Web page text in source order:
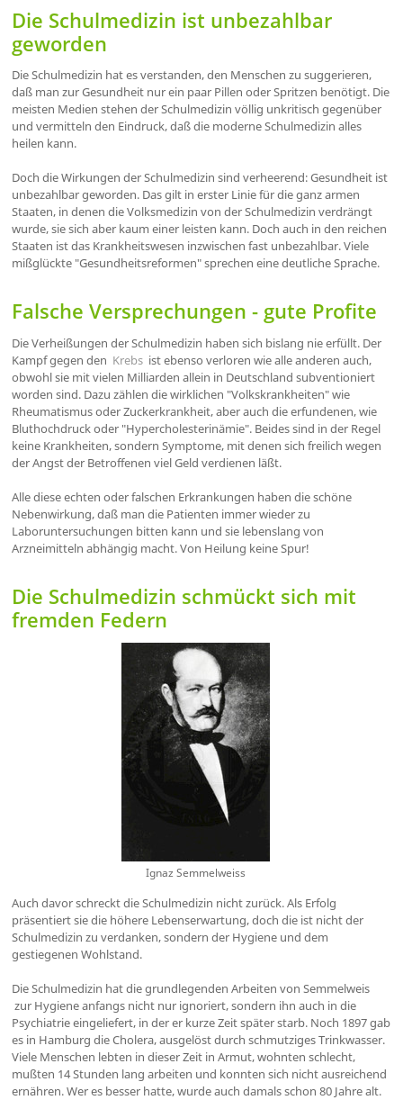
Die Schulmedizin ist unbezahlbar
geworden
Die Schulmedizin hat es verstanden, den Menschen zu suggerieren,
daß man zur Gesundheit nur ein paar Pillen oder Spritzen benötigt. Die
meisten Medien stehen der Schulmedizin völlig unkritisch gegenüber
und vermitteln den Eindruck, daß die moderne Schulmedizin alles
heilen kann.
Doch die Wirkungen der Schulmedizin sind verheerend: Gesundheit ist
unbezahlbar geworden. Das gilt in erster Linie für die ganz armen
Staaten, in denen die Volksmedizin von der Schulmedizin verdrängt
wurde, sie sich aber kaum einer leisten kann. Doch auch in den reichen
Staaten ist das Krankheitswesen inzwischen fast unbezahlbar. Viele
mißglückte "Gesundheitsreformen" sprechen eine deutliche Sprache.
Falsche Versprechungen - gute Profite
Die Verheißungen der Schulmedizin haben sich bislang nie erfüllt. Der
Kampf gegen den Krebs ist ebenso verloren wie alle anderen auch,
obwohl sie mit vielen Milliarden allein in Deutschland subventioniert
worden sind. Dazu zählen die wirklichen "Volkskrankheiten" wie
Rheumatismus oder Zuckerkrankheit, aber auch die erfundenen, wie
Bluthochdruck oder "Hypercholesterinämie". Beides sind in der Regel
keine Krankheiten, sondern Symptome, mit denen sich freilich wegen
der Angst der Betroffenen viel Geld verdienen läßt.
Alle diese echten oder falschen Erkrankungen haben die schöne
Nebenwirkung, daß man die Patienten immer wieder zu
Laboruntersuchungen bitten kann und sie lebenslang von
Arzneimitteln abhängig macht. Von Heilung keine Spur!
Die Schulmedizin schmückt sich mit
fremden Federn
Ignaz Semmelweiss
Auch davor schreckt die Schulmedizin nicht zurück. Als Erfolg
präsentiert sie die höhere Lebenserwartung, doch die ist nicht der
Schulmedizin zu verdanken, sondern der Hygiene und dem
gestiegenen Wohlstand.
Die Schulmedizin hat die grundlegenden Arbeiten von Semmelweis
zur Hygiene anfangs nicht nur ignoriert, sondern ihn auch in die
Psychiatrie eingeliefert, in der er kurze Zeit später starb. Noch 1897 gab
es in Hamburg die Cholera, ausgelöst durch schmutziges Trinkwasser.
Viele Menschen lebten in dieser Zeit in Armut, wohnten schlecht,
mußten 14 Stunden lang arbeiten und konnten sich nicht ausreichend
ernähren. Wer es besser hatte, wurde auch damals schon 80 Jahre alt.